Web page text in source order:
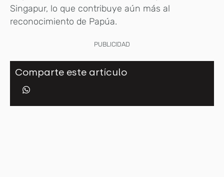
Singapur, lo que contribuye aún más al
reconocimiento de Papúa.
PUBLICIDAD
Comparte este artículo